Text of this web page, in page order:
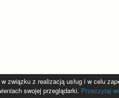
związku z realizacją usług i w celu
swojej przeglądarki. Przeczytaj